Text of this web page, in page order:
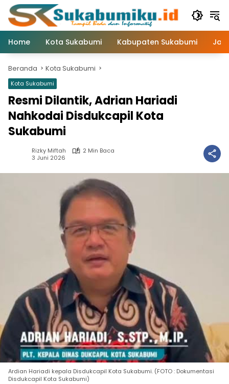
Langsung
konten
Home
Kota Sukabumi Kabupaten Sukabumi
Beranda Kota Sukabumi
Kota Sukabumi
Resmi Dilantik, Adrian Hariadi
Nahkodai Disdukcapil Kota
Sukabumi
Rizky Miftah
2 Min Baca
3 Juni 2026
Ardian Hariadi kepala Disdukcapil Kota Sukabumi. (FOTO : Dokumentasi
Disdukcapil Kota Sukabumi)